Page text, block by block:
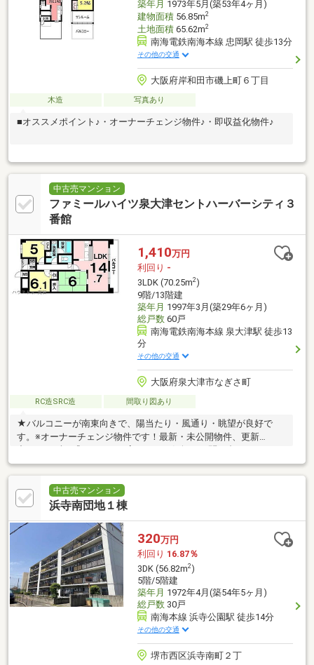
築年月 1973年5月(築53年4ヶ月)
建物面積56.85m2
土地面積65.62m2
南海電鉄南海本線 忠岡駅 徒歩13分
その他の交通
大阪府岸和田市磯上町６丁目
木造 写真あり
■オススメポイント♪・オーナーチェンジ物件♪・即収益化物件♪
中古売マンション
ファミールハイツ泉大津セントハーバーシティ３
番館
1,410万円
利回り -
3LDK (70.25m2)
9階/13階建
築年月 1997年3月(築29年6ヶ月)
総戸数60戸
南海電鉄南海本線 泉大津駅 徒歩13
分
その他の交通
大阪府泉大津市なぎさ町
RC造SRC造 間取り図あり
★バルコニーが南東向きで、陽当たり・風通り・眺望が良好で
す。※オーナーチェンジ物件です！最新・未公開物件、更新
中！ まずは『ハウスドゥ高石』へお気軽にお問い合わせくださ
い。
中古売マンション
浜寺南団地１棟
320万円
利回り 16.87％
3DK (56.82m2)
5階/5階建
築年月 1972年4月(築54年5ヶ月)
総戸数30戸
南海本線 浜寺公園駅 徒歩14分
その他の交通
堺市西区浜寺南町２丁